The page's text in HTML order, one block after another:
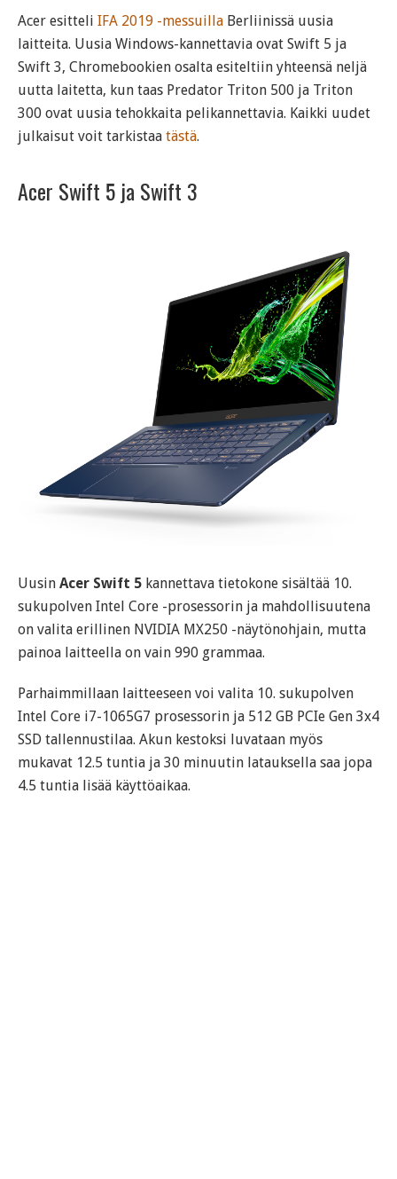
Acer esitteli IFA 2019 -messuilla Berliinissä uusia
laitteita. Uusia Windows-kannettavia ovat Swift 5 ja
Swift 3, Chromebookien osalta esiteltiin yhteensä neljä
uutta laitetta, kun taas Predator Triton 500 ja Triton
300 ovat uusia tehokkaita pelikannettavia. Kaikki uudet
julkaisut voit tarkistaa tästä.
Acer Swift 5 ja Swift 3
Uusin Acer Swift 5 kannettava tietokone sisältää 10.
sukupolven Intel Core -prosessorin ja mahdollisuutena
on valita erillinen NVIDIA MX250 -näytönohjain, mutta
painoa laitteella on vain 990 grammaa.
Parhaimmillaan laitteeseen voi valita 10. sukupolven
Intel Core i7-1065G7 prosessorin ja 512 GB PCIe Gen 3x4
SSD tallennustilaa. Akun kestoksi luvataan myös
mukavat 12.5 tuntia ja 30 minuutin latauksella saa jopa
4.5 tuntia lisää käyttöaikaa.